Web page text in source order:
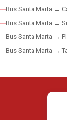
Bus Santa Marta →
Bus Santa Marta →
Bus Santa Marta →
Bus Santa Marta →